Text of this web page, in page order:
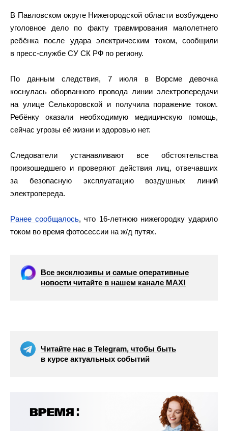
В Павловском округе Нижегородской области возбуждено
уголовное дело по факту травмирования малолетнего
ребёнка после удара электрическим током, сообщили
в пресс-службе СУ СК РФ по региону.
По данным следствия, 7 июля в Ворсме девочка
коснулась оборванного провода линии электропередачи
на улице Селькоровской и получила поражение током.
Ребёнку оказали необходимую медицинскую помощь,
сейчас угрозы её жизни и здоровью нет.
Следователи устанавливают все обстоятельства
произошедшего и проверяют действия лиц, отвечавших
за безопасную эксплуатацию воздушных линий
электропереда.
Ранее сообщалось, что 16-летнюю нижегородку ударило
током во время фотосессии на ж/д путях.
Все эксклюзивы и самые оперативные
новости читайте в нашем канале МАХ!
Читайте нас в Telegram, чтобы быть
в курсе актуальных событий